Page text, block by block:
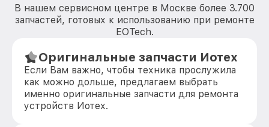
В нашем сервисном центре в Москве более 3.700
запчастей, готовых к использованию при ремонте
EOTech.
Оригинальные запчасти Иотех
Если Вам важно, чтобы техника прослужила
как можно дольше, предлагаем выбрать
именно оригинальные запчасти для ремонта
устройств Иотех.